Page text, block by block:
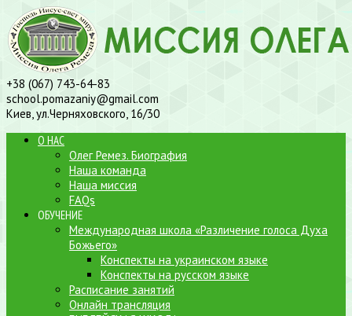
+38 (067) 743-64-83
school.pomazaniy@gmail.com
Киев, ул.Черняховского, 16/30
О НАС
Олег Ремез. Биография
Наша команда
Наша миссия
FAQs
ОБУЧЕНИЕ
Международная школа «Различение голоса Духа
Божьего»
Конспекты на украинском языке
Конспекты на русском языке
Расписание занятий
Онлайн трансляция